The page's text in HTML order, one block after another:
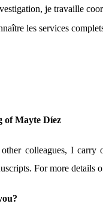
je travaille
les services
of Mayte Díez
colleagues, I carry
For more details